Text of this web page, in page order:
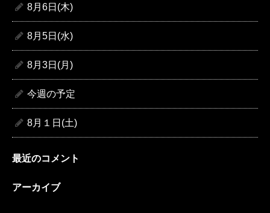
8月6日(木)
8月5日(水)
8月3日(月)
今週の予定
8月１日(土)
最近のコメント
アーカイブ